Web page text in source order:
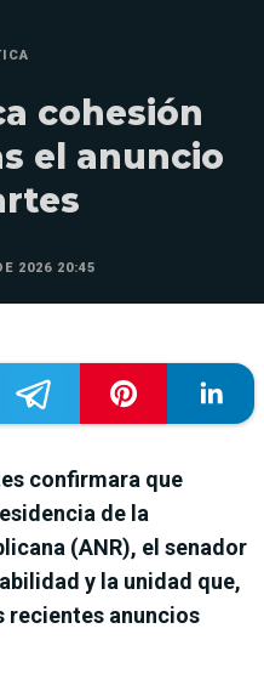
cohesión
el anuncio
2026 20:45
confirmara que
de la
(ANR), el senador
y la unidad que,
recientes anuncios